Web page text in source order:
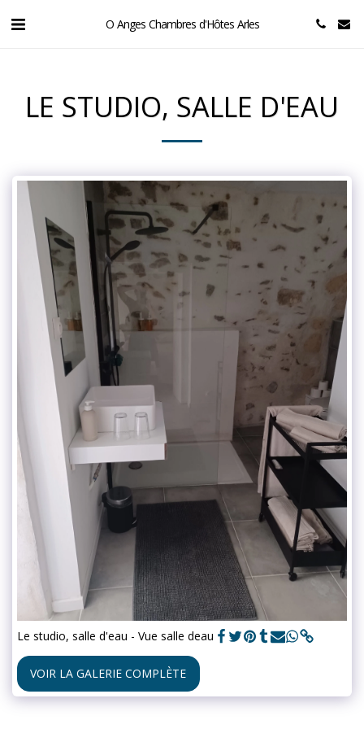
O Anges Chambres d'Hôtes Arles
LE STUDIO, SALLE D'EAU
Le studio, salle d'eau - Vue salle deau
VOIR LA GALERIE COMPLÈTE